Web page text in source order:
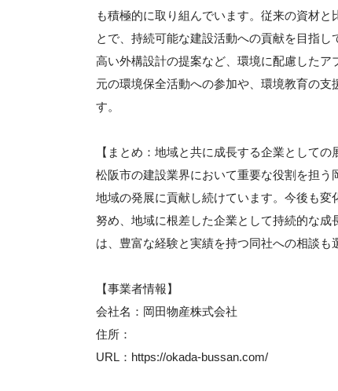
も積極的に取り組んでいます。従来の資材
とで、持続可能な建設活動への貢献を目指
高い外構設計の提案など、環境に配慮した
元の環境保全活動への参加や、環境教育の
す。
【まとめ：地域と共に成長する企業としての
松阪市の建設業界において重要な役割を担う
地域の発展に貢献し続けています。今後も
努め、地域に根差した企業として持続的な
は、豊富な経験と実績を持つ同社への相談も
【事業者情報】
会社名：岡田物産株式会社
住所：
URL：https://okada-bussan.com/